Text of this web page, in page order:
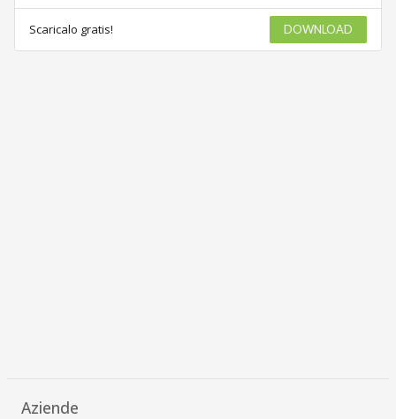
Scaricalo gratis! DOWNLOAD
Aziende